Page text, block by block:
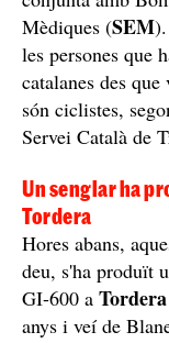
Mèdiques (SEM
les persones que
catalanes des
són ciclistes,
Servei Català de
Un senglar ha
Tordera
Hores abans,
deu, s'ha produït
GI-600 a Tordera
anys i veí de